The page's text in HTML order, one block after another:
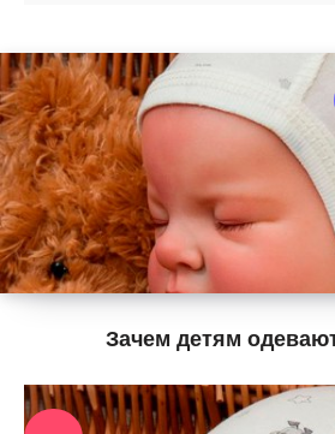
Зачем детям